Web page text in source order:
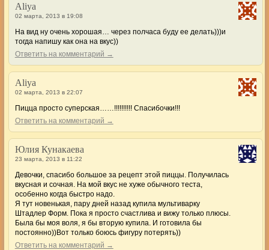
Aliya
02 марта, 2013 в 19:08
На вид ну очень хорошая… через полчаса буду ее делать)))и
тогда напишу как она на вкус))
Ответить на комментарий →
Aliya
02 марта, 2013 в 22:07
Пицца просто суперская……!!!!!!!!!! Спасибочки!!!
Ответить на комментарий →
Юлия Кунакаева
23 марта, 2013 в 11:22
Девочки, спасибо большое за рецепт этой пиццы. Получилась
вкусная и сочная. На мой вкус не хуже обычного теста,
особенно когда быстро надо.
Я тут новенькая, пару дней назад купила мультиварку
Штадлер Форм. Пока я просто счастлива и вижу только плюсы.
Была бы моя воля, я бы вторую купила. И готовила бы
постоянно))Вот только боюсь фигуру потерять))
Ответить на комментарий →